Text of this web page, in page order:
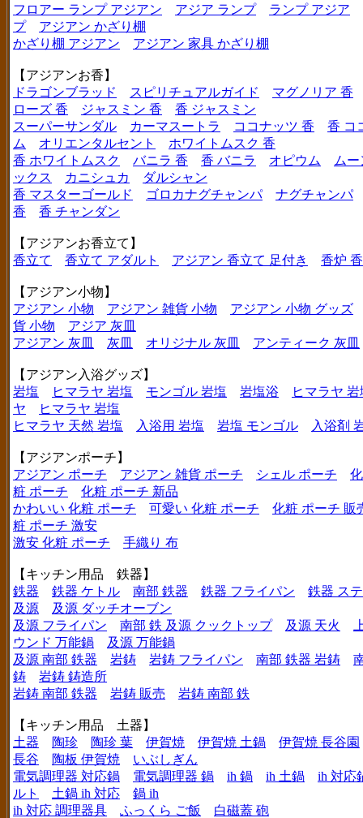
フロアー ランプ アジアン
アジア ランプ
ランプ アジア
プ
アジアン かざり棚
かざり棚 アジアン
アジアン 家具 かざり棚
【アジアンお香】
ドラゴンブラッド
スピリチュアルガイド
マグノリア 香
ローズ 香
ジャスミン 香
香 ジャスミン
スーパーサンダル
カーマスートラ ココナッツ 香
香 コ
ム
オリエンタルセント
ホワイトムスク 香
香 ホワイトムスク
バニラ 香 香 バニラ オピウム
ムー
ックス
カニシュカ
ダルシャン
香 マスターゴールド
ゴロカナグチャンパ
ナグチャンパ
香
香 チャンダン
【アジアンお香立て】
香立て
香立て アダルト アジアン 香立て 足付き 香炉
【アジアン小物】
アジアン 小物
アジアン 雑貨 小物
アジアン 小物 グッズ
貨 小物
アジア 灰皿
アジアン 灰皿
灰皿 オリジナル 灰皿 アンティーク 灰皿
【アジアン入浴グッズ】
岩塩
ヒマラヤ 岩塩 モンゴル 岩塩 岩塩浴
ヒマラヤ
ヤ
ヒマラヤ 岩塩
ヒマラヤ 天然 岩塩
入浴用 岩塩 岩塩 モンゴル 入浴剤
【アジアンポーチ】
アジアン ポーチ
アジアン 雑貨 ポーチ シェル ポーチ
粧 ポーチ
化粧 ポーチ 新品
かわいい 化粧 ポーチ
可愛い 化粧 ポーチ
化粧 ポーチ 販
粧 ポーチ 激安
激安 化粧 ポーチ
手織り 布
【キッチン用品 鉄器】
鉄器
鉄器 ケトル 南部 鉄器 鉄器 フライパン
鉄器 ス
及源
及源 ダッチオーブン
及源 フライパン
南部 鉄 及源 クックトップ 及源 天火
ウンド 万能鍋
及源 万能鍋
及源 南部 鉄器
岩鋳 岩鋳 フライパン 南部 鉄器 岩鋳
鋳
岩鋳 鋳造所
岩鋳 南部 鉄器
岩鋳 販売 岩鋳 南部 鉄
【キッチン用品 土器】
土器
陶珍 陶珍 葉 伊賀焼 伊賀焼 土鍋
伊賀焼 長谷園
長谷
陶板 伊賀焼
いぶしぎん
電気調理器 対応鍋
電気調理器 鍋 ih 鍋 ih 土鍋
ih 対応
ルト
土鍋 ih 対応
鍋 ih
ih 対応 調理器具
ふっくら ご飯 白磁蓋 砲